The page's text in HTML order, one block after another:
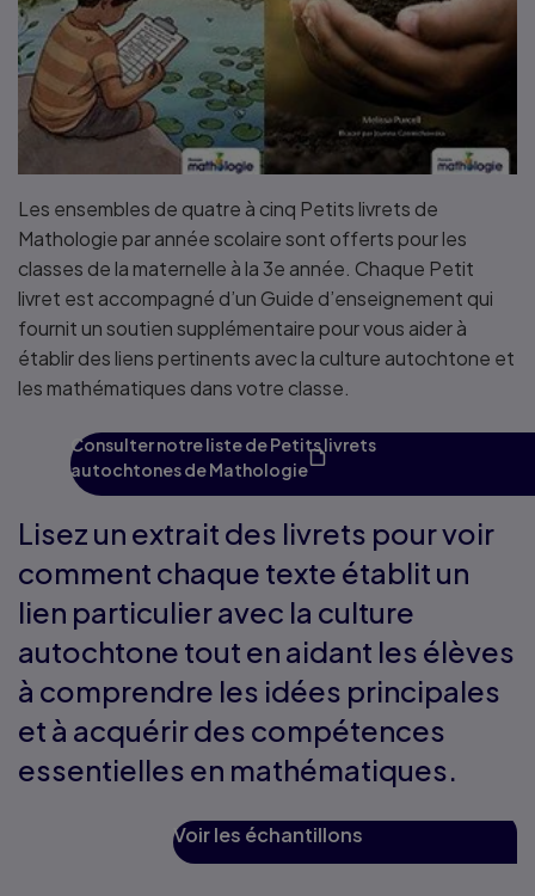
Les ensembles de quatre à cinq Petits livrets de
Mathologie par année scolaire sont offerts pour les
classes de la maternelle à la 3e année. Chaque Petit
livret est accompagné d’un Guide d’enseignement qui
fournit un soutien supplémentaire pour vous aider à
établir des liens pertinents avec la culture autochtone et
les mathématiques dans votre classe.
Consulter notre liste de Petits livrets
autochtones de Mathologie
Lisez un extrait des livrets pour voir
comment chaque texte établit un
lien particulier avec la culture
autochtone tout en aidant les élèves
à comprendre les idées principales
et à acquérir des compétences
essentielles en mathématiques.
Voir les échantillons